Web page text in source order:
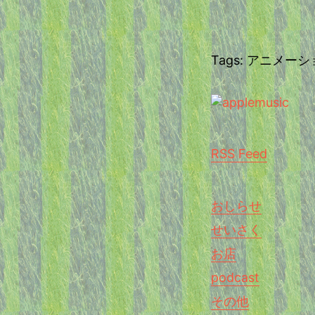
Tags: アニメーシ
RSS Feed
おしらせ
せいさく
お店
podcast
その他